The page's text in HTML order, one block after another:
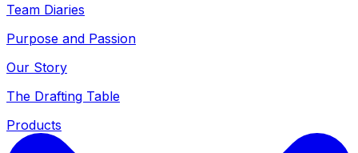
Team Diaries
Purpose and Passion
Our Story
The Drafting Table
Products